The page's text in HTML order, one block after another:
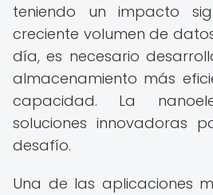
teniendo un impacto
creciente volumen de
día, es necesario
almacenamiento más
capacidad. La
soluciones innovadoras
desafío.
Una de las aplicaciones